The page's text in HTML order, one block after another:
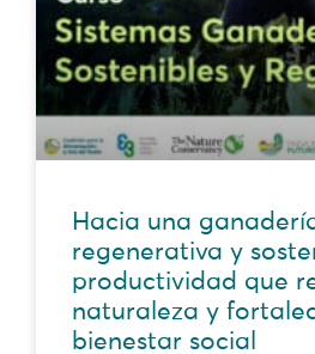
Hacia una
regenerativa y
productividad que
naturaleza y
bienestar social